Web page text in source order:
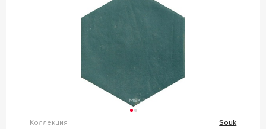
Коллекция
Souk